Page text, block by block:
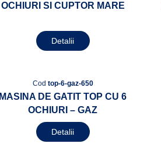
OCHIURI SI CUPTOR MARE
Detalii
Cod top-6-gaz-650
MASINA DE GATIT TOP CU 6
OCHIURI – GAZ
Detalii